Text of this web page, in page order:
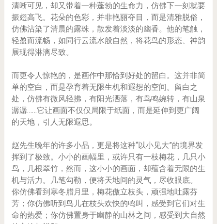
清晰可见，却又带着一种蓬勃的生命力，仿佛下一刻就要
振翅高飞。花朵的色彩，并非艳丽夺目，而是清雅脱俗，
仿佛沾染了清晨的露珠，散发着淡淡的幽香。他的笔触，
轻盈而流畅，如同行云流水般自然，将花鸟的形态、神韵
展现得淋漓尽致。
而更令人惊艳的，是画作中那恰到好处的留白。这并非简
单的空白，而是孕育着无限生机和遐想的空间。留白之
处，仿佛有微风轻拂，有阳光洒落，有鸟鸣婉转，有山泉
潺潺……它让画面不仅仅局限于纸面，而是延伸到更广阔
的天地，引人无限遐思。
赵先生晚年的许多小品，更是将这种“以小见大”的境界发
挥到了极致。小小的画幅里，或许只有一枝梅花，几只小
鸟，几根翠竹，然而，这小小的画面，却蕴含着无限的生
机与活力。几笔勾勒，便将天地间的灵气，尽收眼底。
你仿佛看到寒冬腊月里，梅花傲立枝头，顽强地吐露芬
芳；你仿佛听到鸟儿在枝头欢快的鸣叫，感受到它们对生
命的热爱；你仿佛置身于幽静的山林之间，感受到大自然